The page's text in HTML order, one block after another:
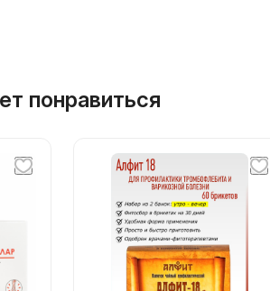
понравиться